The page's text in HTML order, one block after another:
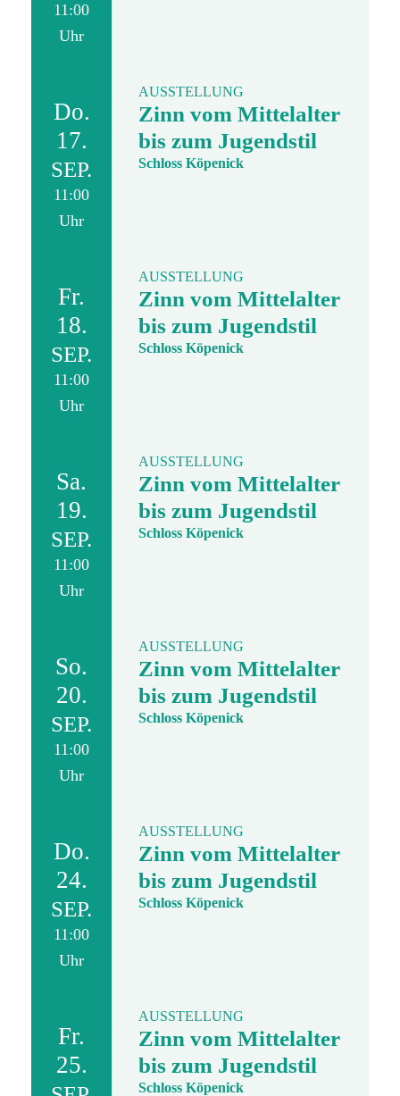
11:00
Uhr
Do.
17.
SEP.
11:00
Uhr
AUSSTELLUNG
Zinn vom Mittelalter
bis zum Jugendstil
Schloss Köpenick
Fr.
18.
SEP.
11:00
Uhr
AUSSTELLUNG
Zinn vom Mittelalter
bis zum Jugendstil
Schloss Köpenick
Sa.
19.
SEP.
11:00
Uhr
AUSSTELLUNG
Zinn vom Mittelalter
bis zum Jugendstil
Schloss Köpenick
So.
20.
SEP.
11:00
Uhr
AUSSTELLUNG
Zinn vom Mittelalter
bis zum Jugendstil
Schloss Köpenick
Do.
24.
SEP.
11:00
Uhr
AUSSTELLUNG
Zinn vom Mittelalter
bis zum Jugendstil
Schloss Köpenick
Fr.
25.
AUSSTELLUNG
Zinn vom Mittelalter
bis zum Jugendstil
Schloss Köpenick